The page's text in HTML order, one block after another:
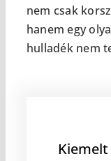
nem csak
hanem egy
hulladék nem